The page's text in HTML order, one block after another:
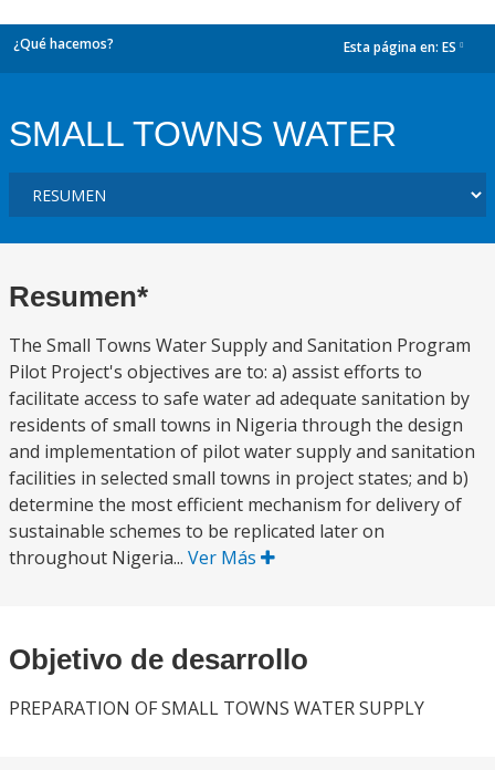
¿Qué hacemos? Esta página en: ES
SMALL TOWNS WATER
Resumen*
The Small Towns Water Supply and Sanitation Program
Pilot Project's objectives are to: a) assist efforts to
facilitate access to safe water ad adequate sanitation by
residents of small towns in Nigeria through the design
and implementation of pilot water supply and sanitation
facilities in selected small towns in project states; and b)
determine the most efficient mechanism for delivery of
sustainable schemes to be replicated later on
throughout Nigeria... Ver Más
Objetivo de desarrollo
PREPARATION OF SMALL TOWNS WATER SUPPLY